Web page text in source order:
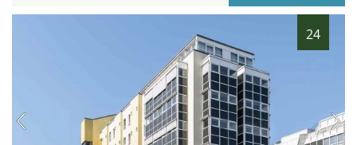
24